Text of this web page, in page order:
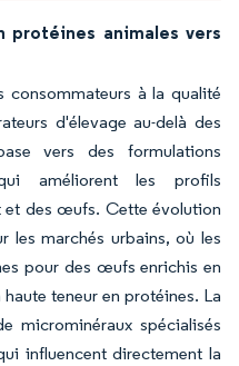
protéines animales vers
consommateurs à la qualité
d'élevage au-delà des
vers des formulations
améliorent les profils
et des œufs. Cette évolution
les marchés urbains, où les
pour des œufs enrichis en
teneur en protéines. La
microminéraux spécialisés
influencent directement la